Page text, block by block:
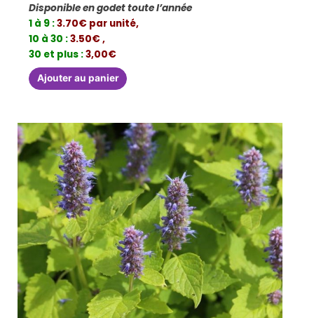
Disponible en godet toute l’année
1 à 9 :3.70€ par unité,
10 à 30 :3.50€ ,
30 et plus :3,00€
Ajouter au panier